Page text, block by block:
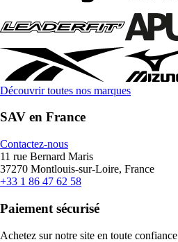
Découvrir toutes nos marques
SAV en France
Contactez-nous
11 rue Bernard Maris
37270 Montlouis-sur-Loire, France
+33 1 86 47 62 58
Paiement sécurisé
Achetez sur notre site en toute confiance